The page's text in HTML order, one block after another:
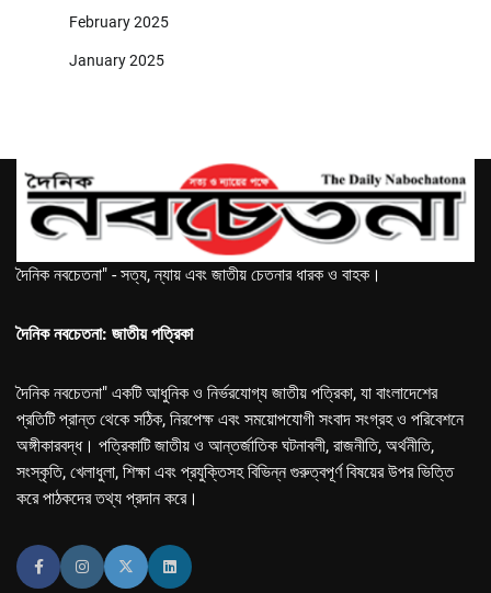
February 2025
January 2025
দৈনিক নবচেতনা" - সত্য, ন্যায় এবং জাতীয় চেতনার ধারক ও বাহক।
দৈনিক নবচেতনা: জাতীয় পত্রিকা
দৈনিক নবচেতনা" একটি আধুনিক ও নির্ভরযোগ্য জাতীয় পত্রিকা, যা বাংলাদেশের
প্রতিটি প্রান্ত থেকে সঠিক, নিরপেক্ষ এবং সময়োপযোগী সংবাদ সংগ্রহ ও পরিবেশনে
অঙ্গীকারবদ্ধ। পত্রিকাটি জাতীয় ও আন্তর্জাতিক ঘটনাবলী, রাজনীতি, অর্থনীতি,
সংস্কৃতি, খেলাধুলা, শিক্ষা এবং প্রযুক্তিসহ বিভিন্ন গুরুত্বপূর্ণ বিষয়ের উপর ভিত্তি
করে পাঠকদের তথ্য প্রদান করে।